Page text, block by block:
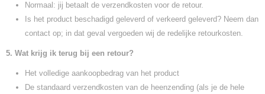
Normaal: jij betaalt de verzendkosten voor de retour.
Is het product beschadigd geleverd of verkeerd geleverd? Neem dan
contact op; in dat geval vergoeden wij de redelijke retourkosten.
5. Wat krijg ik terug bij een retour?
Het volledige aankoopbedrag van het product
De standaard verzendkosten van de heenzending (als je de hele